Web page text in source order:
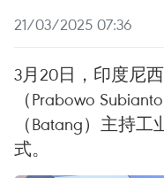
21/03/2025 07:36
3月20日，印度尼
（Prabowo
（Batang）主持
式。